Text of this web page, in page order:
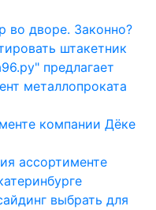
во дворе. Законно?
штакетник
предлагает
металлопроката
компании Дёке
ассортименте
выбрать для